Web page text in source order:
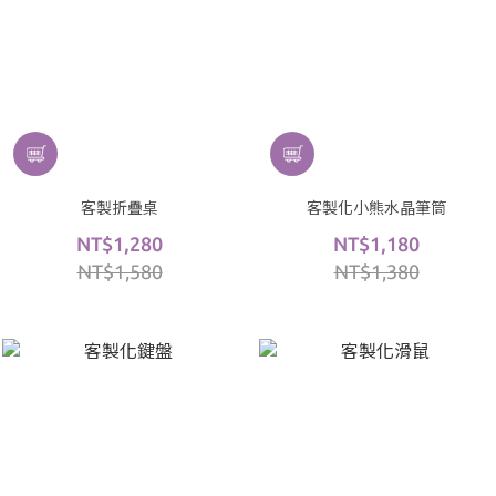
客製折疊桌
NT$1,280
NT$1,580
客製化小熊水晶筆筒
NT$1,180
NT$1,380